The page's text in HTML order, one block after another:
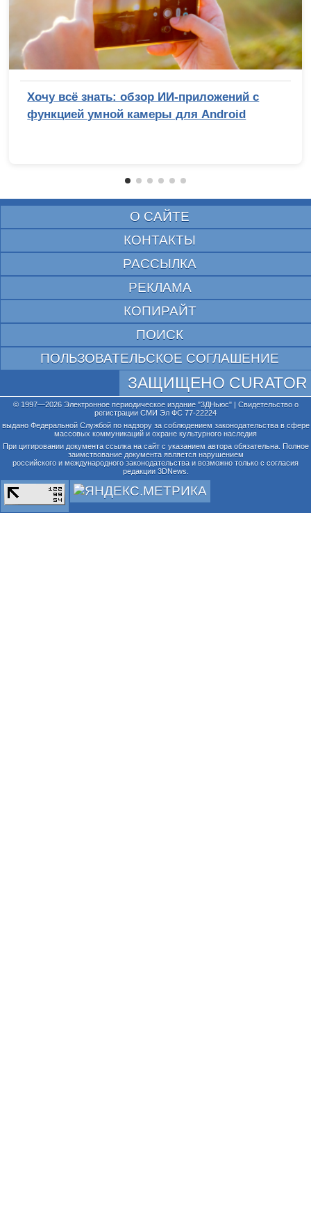
Хочу всё знать: обзор ИИ-приложений с
функцией умной камеры для Android
О САЙТЕ
КОНТАКТЫ
РАССЫЛКА
РЕКЛАМА
КОПИРАЙТ
ПОИСК
ПОЛЬЗОВАТЕЛЬСКОЕ СОГЛАШЕНИЕ
ЗАЩИЩЕНО CURATOR
© 1997—2026 Электронное периодическое издание "3ДНьюс" | Свидетельство о
регистрации СМИ Эл ФС 77-22224
выдано Федеральной Службой по надзору за соблюдением законодательства в сфере
массовых коммуникаций и охране культурного наследия
При цитировании документа ссылка на сайт с указанием автора обязательна. Полное
заимствование документа является нарушением
российского и международного законодательства и возможно только с согласия
редакции 3DNews.